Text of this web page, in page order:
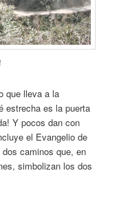
que lleva a la
estrecha es la puerta
Y pocos dan con
el Evangelio de
caminos que, en
simbolizan los dos